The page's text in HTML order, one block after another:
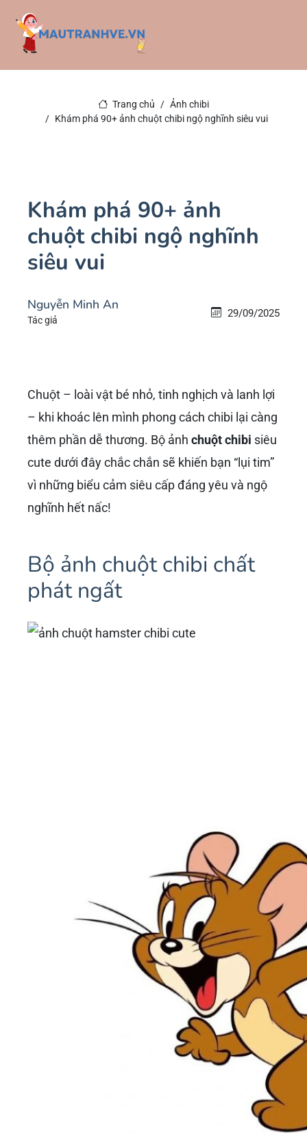
Trang chủ
Ảnh chibi
Khám phá 90+ ảnh chuột chibi ngộ nghĩnh siêu vui
Khám phá 90+ ảnh
chuột chibi ngộ nghĩnh
siêu vui
Nguyễn Minh An
Tác giả
29/09/2025
Chuột – loài vật bé nhỏ, tinh nghịch và lanh lợi
– khi khoác lên mình phong cách chibi lại càng
thêm phần dễ thương. Bộ ảnh chuột chibi siêu
cute dưới đây chắc chắn sẽ khiến bạn “lụi tim”
vì những biểu cảm siêu cấp đáng yêu và ngộ
nghĩnh hết nấc!
Bộ ảnh chuột chibi chất
phát ngất